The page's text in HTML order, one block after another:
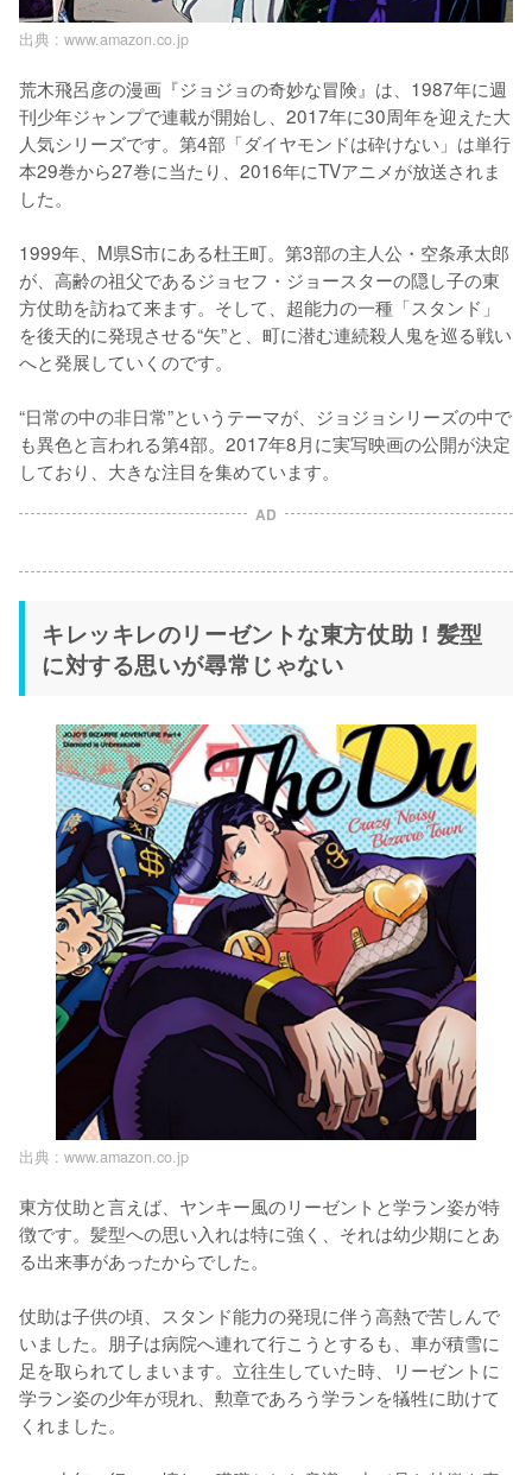
出典 : www.amazon.co.jp
荒木飛呂彦の漫画『ジョジョの奇妙な冒険』は、1987年に週
刊少年ジャンプで連載が開始し、2017年に30周年を迎えた大
人気シリーズです。第4部「ダイヤモンドは砕けない」は単行
本29巻から27巻に当たり、2016年にTVアニメが放送されま
した。
1999年、M県S市にある杜王町。第3部の主人公・空条承太郎
が、高齢の祖父であるジョセフ・ジョースターの隠し子の東
方仗助を訪ねて来ます。そして、超能力の一種「スタンド」
を後天的に発現させる“矢”と、町に潜む連続殺人鬼を巡る戦い
へと発展していくのです。
“日常の中の非日常”というテーマが、ジョジョシリーズの中で
も異色と言われる第4部。2017年8月に実写映画の公開が決定
しており、大きな注目を集めています。
AD
キレッキレのリーゼントな東方仗助！髪型
に対する思いが尋常じゃない
出典 : www.amazon.co.jp
東方仗助と言えば、ヤンキー風のリーゼントと学ラン姿が特
徴です。髪型への思い入れは特に強く、それは幼少期にとあ
る出来事があったからでした。
仗助は子供の頃、スタンド能力の発現に伴う高熱で苦しんで
いました。朋子は病院へ連れて行こうとするも、車が積雪に
足を取られてしまいます。立往生していた時、リーゼントに
学ラン姿の少年が現れ、勲章であろう学ランを犠牲に助けて
くれました。